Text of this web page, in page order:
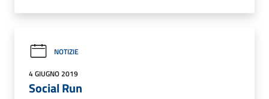
NOTIZIE
4 GIUGNO 2019
Social Run